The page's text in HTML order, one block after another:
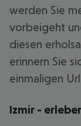
werden Sie
vorbeigeht
diesen
erinnern Sie
einmaligen
Izmir -